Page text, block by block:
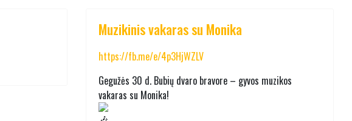
Muzikinis vakaras su Monika
https://fb.me/e/4p3HjWZLV
Gegužės 30 d. Bubių dvaro bravore – gyvos muzikos
vakaras su Monika!